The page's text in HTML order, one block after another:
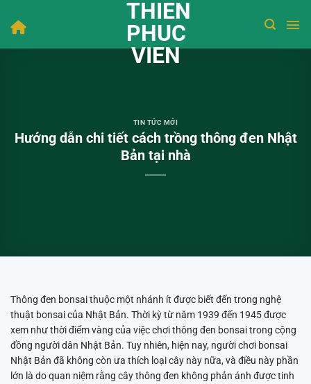
qua
THIEN
PHUC
VIEN
TIN TỨC MỚI
Hướng dẫn chi tiết cách trồng thông đen Nhật
Bản tại nhà
Thông đen bonsai thuộc một nhánh ít được biết đến trong nghệ
thuật bonsai của Nhật Bản. Thời kỳ từ năm 1939 đến 1945 được
xem như thời điểm vàng của việc chơi thông đen bonsai trong cộng
đồng người dân Nhật Bản. Tuy nhiên, hiện nay, người chơi bonsai
Nhật Bản đã không còn ưa thích loại cây này nữa, và điều này phần
lớn là do quan niệm rằng cây thông đen không phản ánh được tinh